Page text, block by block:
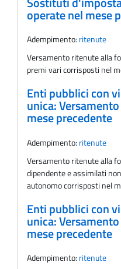
operate nel mese
Adempimento: ritenute
Versamento ritenute alla
premi vari corrisposti nel
Enti pubblici con
unica:
mese precedente
Adempimento: ritenute
Versamento ritenute alla
dipendente e assimilati
autonomo corrisposti nel
Enti pubblici con
unica:
mese precedente
Adempimento: ritenute